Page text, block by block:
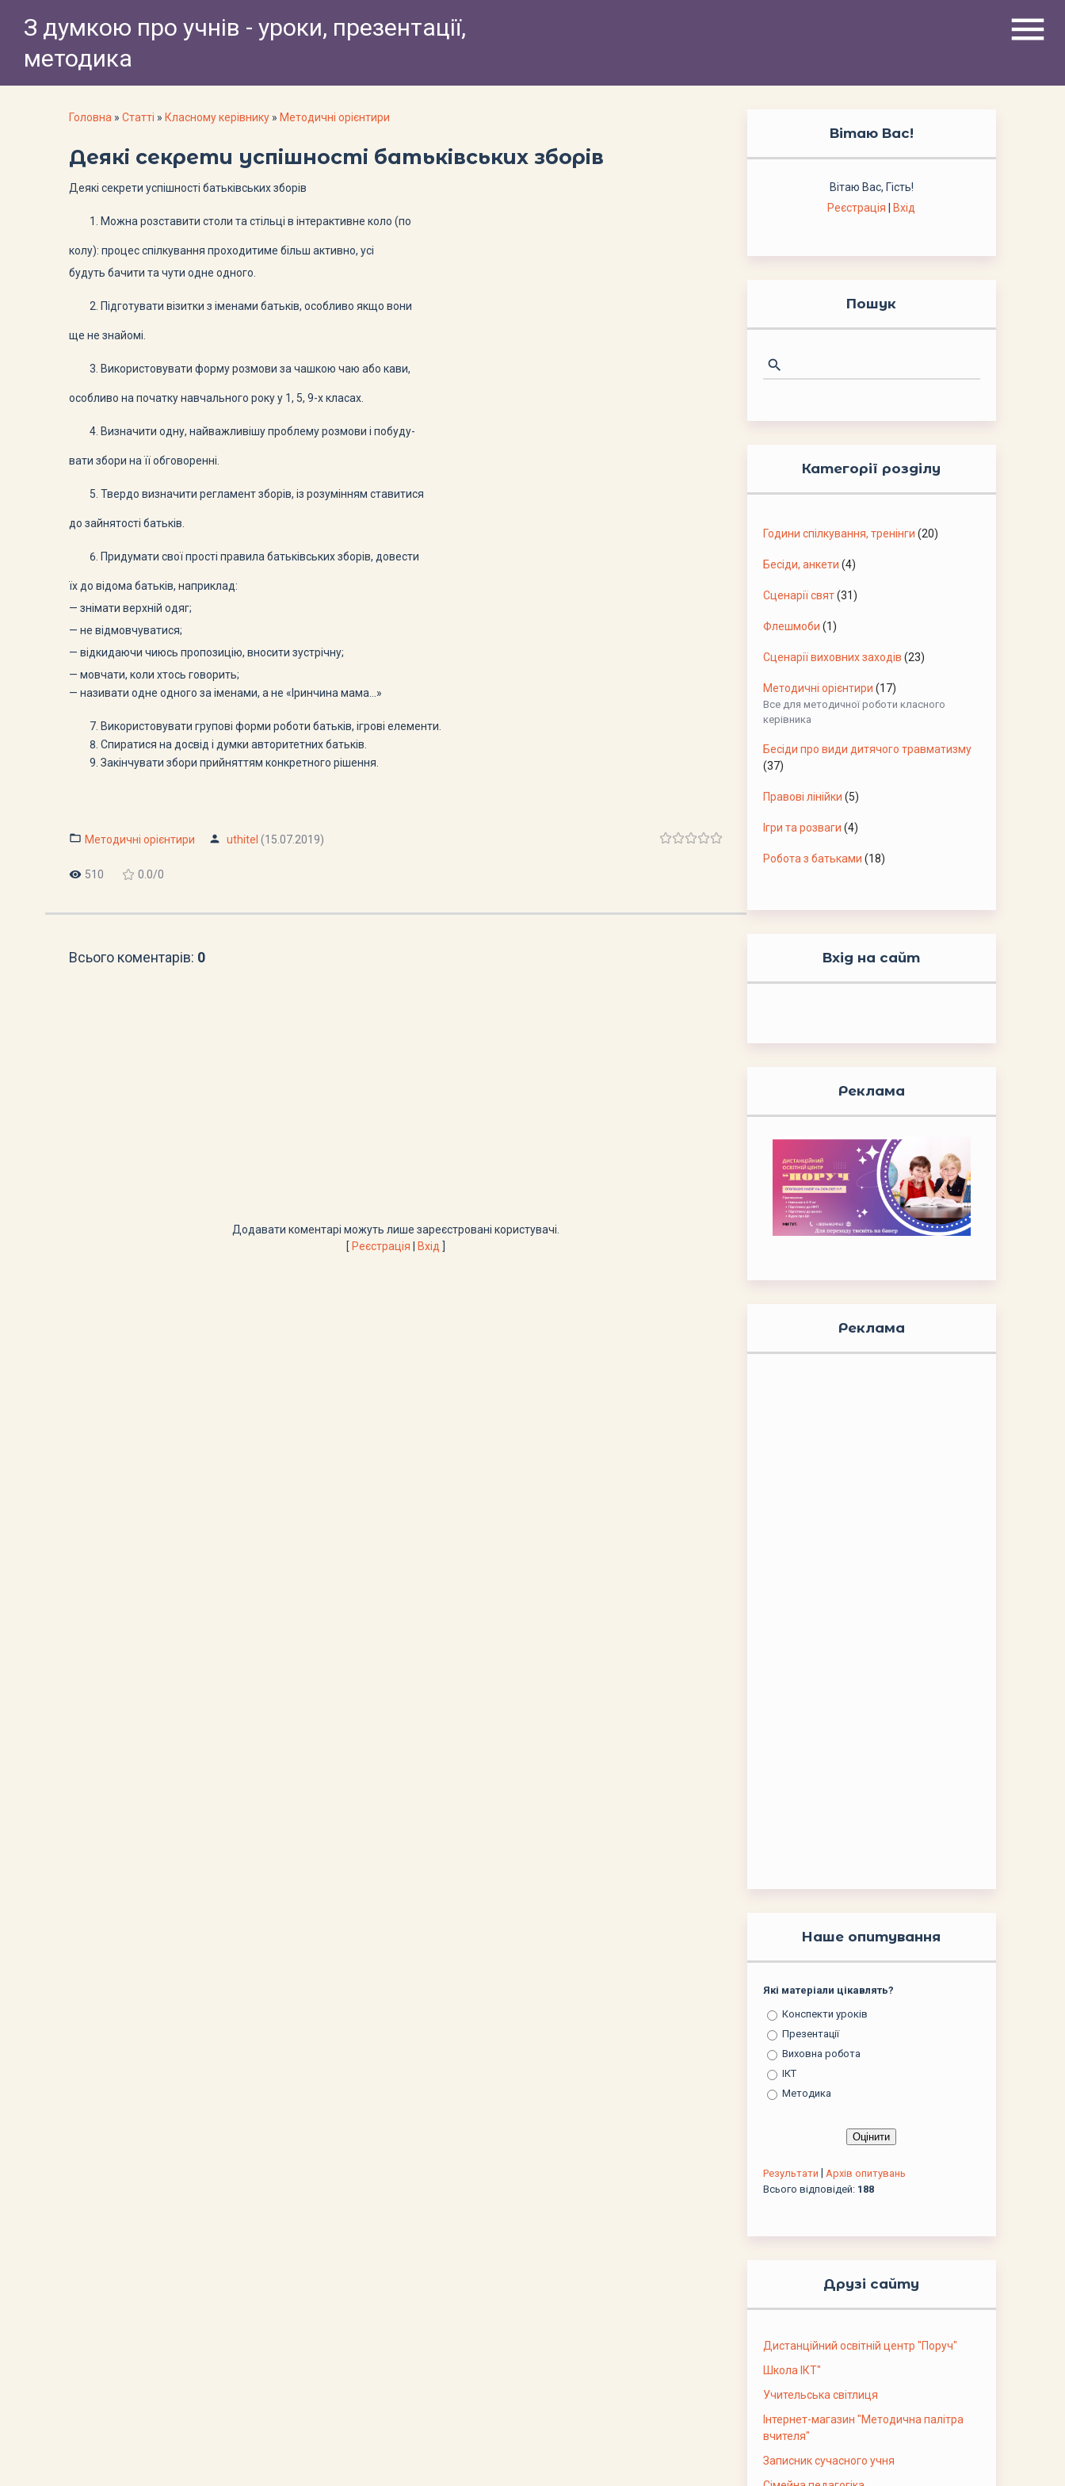
З думкою про учнів - уроки, презентації,
методика
menu
Головна » Статті » Класному керівнику » Методичні орієнтири
Деякі секрети успішності батьківських зборів
Деякі секрети успішності батьківських зборів
Можна розставити столи та стільці в інтерактивне коло (по
колу): процес спілкування проходитиме більш активно, усі
будуть бачити та чути одне одного.
Підготувати візитки з іменами батьків, особливо якщо вони
ще не знайомі.
Використовувати форму розмови за чашкою чаю або кави,
особливо на початку навчального року у 1, 5, 9-х класах.
Визначити одну, найважливішу проблему розмови і побуду-
вати збори на її обговоренні.
Твердо визначити регламент зборів, із розумінням ставитися
до зайнятості батьків.
Придумати свої прості правила батьківських зборів, довести
їх до відома батьків, наприклад:
— знімати верхній одяг;
— не відмовчуватися;
— відкидаючи чиюсь пропозицію, вносити зустрічну;
— мовчати, коли хтось говорить;
— називати одне одного за іменами, а не «Іринчина мама…»
Використовувати групові форми роботи батьків, ігрові елементи.
Спиратися на досвід і думки авторитетних батьків.
Закінчувати збори прийняттям конкретного рішення.
Методичні орієнтири uthitel (15.07.2019)
510 0.0/0
Всього коментарів: 0
Додавати коментарі можуть лише зареєстровані користувачі.
[ Реєстрація Вхід
Вітаю Вас!
Вітаю Вас, Гість!
Реєстрація
Вхід
Пошук
Категорії розділу
Години спілкування, тренінги (20)
Бесіди, анкети (4)
Сценарії свят (31)
Флешмоби (1)
Сценарії виховних заходів (23)
Методичні орієнтири (17)
Все для методичної роботи класного
керівника
Бесіди про види дитячого травматизму
(37)
Правові лінійки (5)
Ігри та розваги (4)
Робота з батьками (18)
Вхід на сайт
Реклама
Реклама
Наше опитування
Які матеріали цікавлять?
Конспекти уроків
Презентації
Виховна робота
ІКТ
Методика
Результати
Архів опитувань
Всього відповідей: 188
Друзі сайту
Дистанційний освітній центр "Поруч"
Школа ІКТ"
Учительська світлиця
Інтернет-магазин "Методична палітра
вчителя"
Записник сучасного учня